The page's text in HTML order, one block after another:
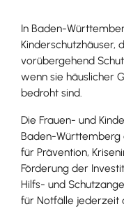
In Baden-
Kinderschutzhäuser,
vorübergehend
wenn sie häuslicher
bedroht sind.
Die Frauen- und
Baden-Württemberg
für Prävention,
Förderung der
Hilfs- und
für Notfälle jederzeit